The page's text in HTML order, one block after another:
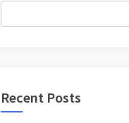
Recent Posts